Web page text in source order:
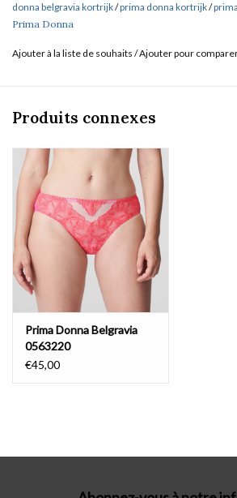
donna belgravia kortrijk/prima donna kortrijk/
Prima Donna
Ajouter à la liste de souhaits /Ajouter pour
Produits connexes
Prima Donna Belgravia
0563220
€45,00